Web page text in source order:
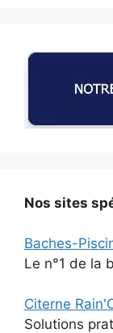
Nos sites
Baches-
Le n°1 de la
Citerne
Solutions